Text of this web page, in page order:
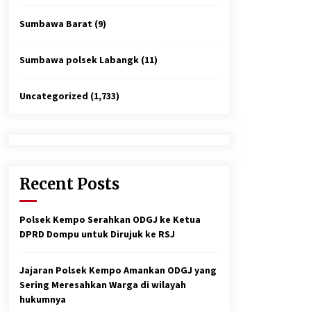
Sumbawa Barat (9)
Sumbawa polsek Labangk (11)
Uncategorized (1,733)
Recent Posts
Polsek Kempo Serahkan ODGJ ke Ketua
DPRD Dompu untuk Dirujuk ke RSJ
Jajaran Polsek Kempo Amankan ODGJ yang
Sering Meresahkan Warga di wilayah
hukumnya